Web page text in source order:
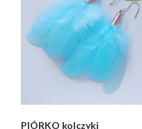
PIÓRKO kolczyki